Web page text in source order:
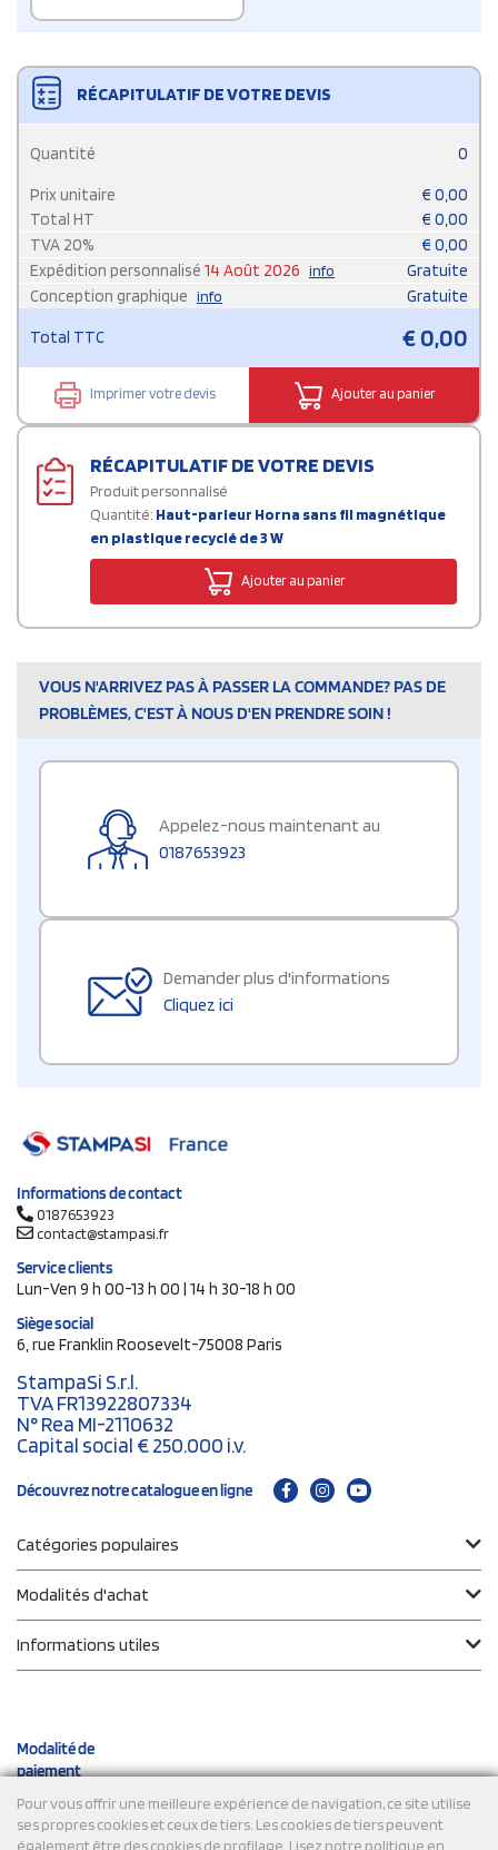
Pour vous offrir une meilleure expérience de navigation, ce site utilise
ses propres cookies et ceux de tiers. Les cookies de tiers peuvent
également être des cookies de profilage. Lisez notre politique en
RÉCAPITULATIF DE VOTRE DEVIS
Quantité 0
Prix unitaire € 0,00
Total HT
€ 0,00
TVA 20% € 0,00
Expédition personnalisé 14 Août 2026 info
Gratuite
Conception graphique info Gratuite
Total TTC €0,00
Imprimer votre devis Ajouter au panier
RÉCAPITULATIF DE VOTRE DEVIS
Produit personnalisé
Quantité: Haut-parleur Horna sans fil magnétique
en plastique recyclé de 3 W
Ajouter au panier
VOUS N'ARRIVEZ PAS À PASSER LA COMMANDE? PAS DE
PROBLÈMES, C'EST À NOUS D'EN PRENDRE SOIN !
Appelez-nous maintenant au
0187653923
Demander plus d'informations
Cliquez ici
Informations de contact
0187653923
contact@stampasi.fr
Service clients
Lun-Ven 9 h 00-13 h 00 | 14 h 30-18 h 00
Siège social
6, rue Franklin Roosevelt-75008 Paris
StampaSi S.r.l.
TVA FR13922807334
N° Rea MI-2110632
Capital social € 250.000 i.v.
Découvrez notre catalogue en ligne
Catégories populaires
Modalités d'achat
Informations utiles
Modalité de
paiement
Expéditions